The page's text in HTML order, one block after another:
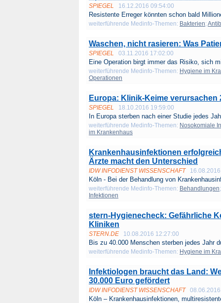
SPIEGEL 16.12.2016 09:54:00
Resistente Erreger könnten schon bald
weiterführende Medinfo-Themen: Bakterien;
Waschen, nicht rasieren: Was
SPIEGEL 03.11.2016 17:02:00
Eine Operation birgt immer das Risiko, sich
weiterführende Medinfo-Themen: Hygiene im
Operationen
Europa: Klinik-Keime verursachen
SPIEGEL 18.10.2016 19:59:00
In Europa sterben nach einer Studie jedes
weiterführende Medinfo-Themen: Nosokomiale
im Krankenhaus
Krankenhausinfektionen
Ärzte macht den Unterschied
IDW INFODIENST WISSENSCHAFT
Köln - Bei der Behandlung von
weiterführende Medinfo-Themen: Behandlungen
Infektionen
stern-Hygienecheck: Gefährliche
Kliniken
STERN.DE 10.08.2016 12:27:00
Bis zu 40.000 Menschen sterben jedes Jahr
weiterführende Medinfo-Themen: Hygiene im
Infektiologen braucht das Land:
30.000 Euro gefördert
IDW INFODIENST WISSENSCHAFT
Köln – Krankenhausinfektionen,